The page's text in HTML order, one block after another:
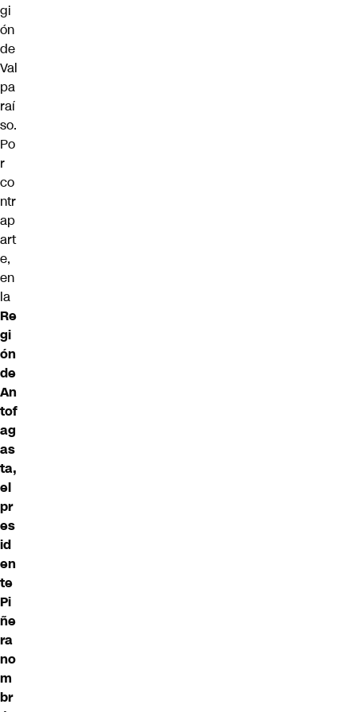
gi
ón
de
Val
pa
raí
so.
Po
r
co
ntr
ap
art
e,
en
la
Re
gi
ón
de
An
tof
ag
as
ta,
el
pr
es
id
en
te
Pi
ñe
ra
no
m
br